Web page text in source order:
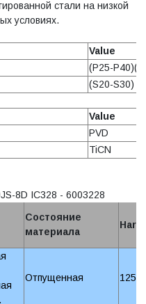
стали на низкой
условиях.
Value
(P25-
(S20-S30)
Value
PVD
TiCN
8D IC328 - 6003228
Состояние
материала
Отпущенная 125